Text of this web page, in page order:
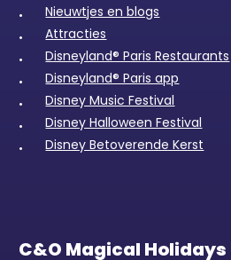
Nieuwtjes en blogs
Attracties
Disneyland® Paris Restaurants
Disneyland® Paris app
Disney Music Festival
Disney Halloween Festival
Disney Betoverende Kerst
C&O Magical Holidays